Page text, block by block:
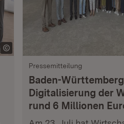
Pressemitteilung
Baden-
Digitalisierung der
rund 6 Millionen